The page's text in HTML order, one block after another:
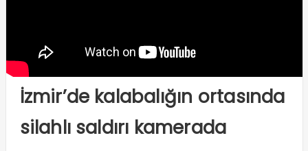
İzmir’de kalabalığın ortasında
silahlı saldırı kamerada